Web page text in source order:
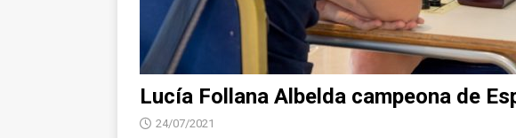
Lucía Follana Albelda campeona de
24/07/2021